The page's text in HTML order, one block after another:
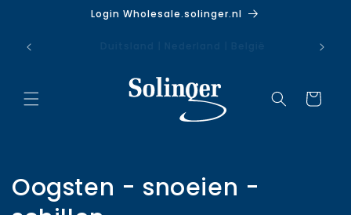
Login Wholesale.solinger.nl
Winkelwagen
C
Oogsten - snoeien -